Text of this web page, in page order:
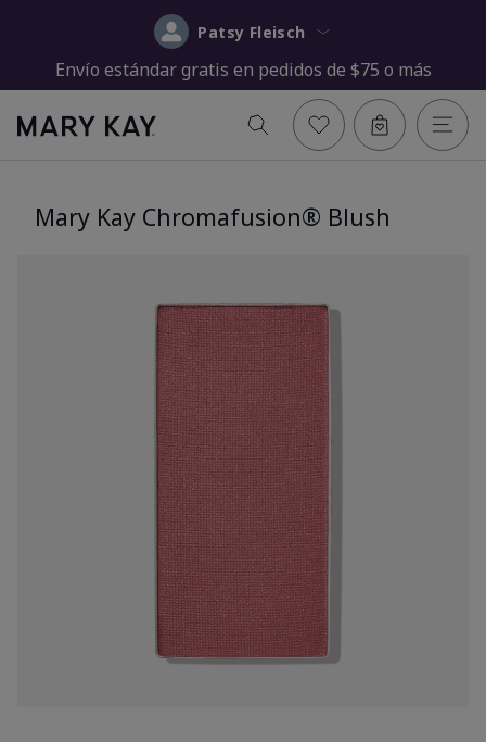
Patsy Fleisch
Envío estándar gratis en pedidos de $75 o más
Mary Kay Chromafusion® Blush